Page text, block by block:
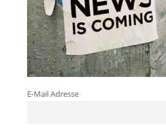
E-Mail Adresse